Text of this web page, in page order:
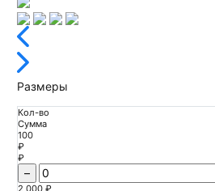
Размеры
Кол-во
Сумма
100
₽
₽
–
2 000 ₽